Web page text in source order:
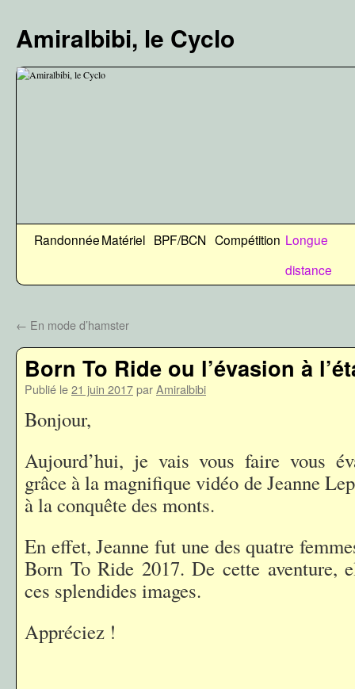
contenu
Amiralbibi, le Cyclo
RandonnéeMatériel BPF/BCN Compétition Longue
distance
← En mode d’hamster
Born To Ride ou l’évasion à
Publié le21 juin 2017parAmiralbibi
Bonjour,
Aujourd’hui, je vais vous faire vous
grâce à la magnifique vidéo de Jeanne
à la conquête des monts.
En effet, Jeanne fut une des quatre
Born To Ride 2017. De cette aventure,
ces splendides images.
Appréciez !